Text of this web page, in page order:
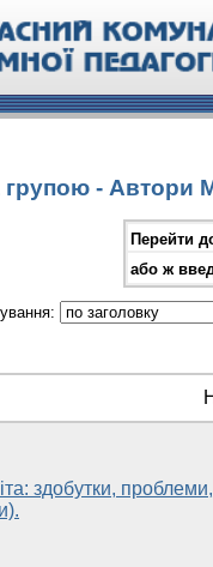
групою - Автори
Перейти
або ж
здобутки,